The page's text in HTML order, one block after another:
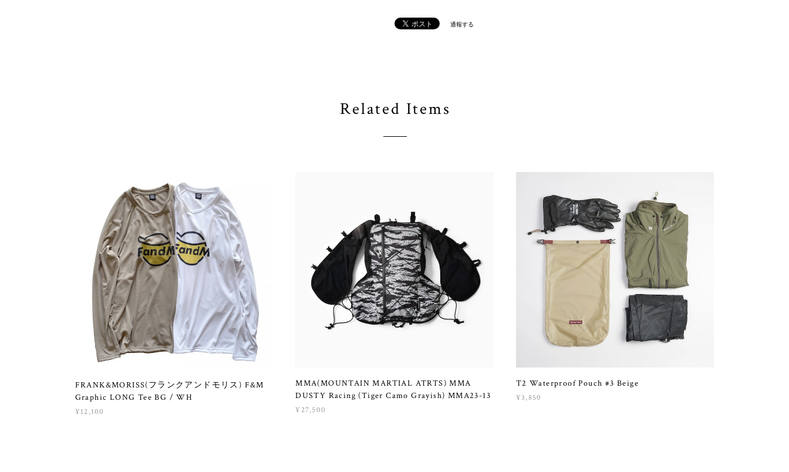
通報する
Related Items
FRANK&MORISS(フランクアンドモリス) F&M
Graphic LONG Tee BG / WH
¥12,100
MMA(MOUNTAIN MARTIAL ATRTS) MMA
DUSTY Racing (Tiger Camo Grayish) MMA23-13
¥27,500
T2 Waterproof Pouch #3 Beige
¥3,850